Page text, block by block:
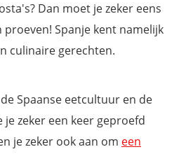
Dan moet je zeker eens
Spanje kent namelijk
culinaire gerechten.
Spaanse eetcultuur en de
je zeker een keer geproefd
je zeker ook aan om een